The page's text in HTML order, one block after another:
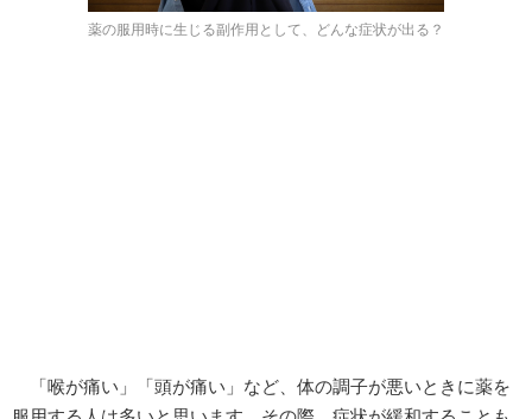
薬の服用時に生じる副作用として、どんな症状が出る？
「喉が痛い」「頭が痛い」など、体の調子が悪いときに薬を